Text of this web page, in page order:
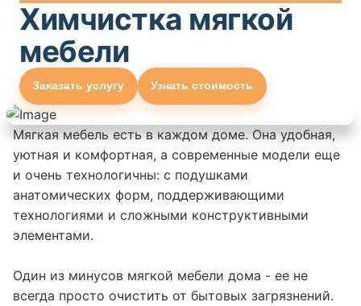
Химчистка мягкой
мебели
Заказать услугу Узнать стоимость
Мягкая мебель есть в каждом доме. Она удобная,
уютная и комфортная, а современные модели еще
и очень технологичны: с подушками
анатомических форм, поддерживающими
технологиями и сложными конструктивными
элементами.
Один из минусов мягкой мебели дома - ее не
всегда просто очистить от бытовых загрязнений.